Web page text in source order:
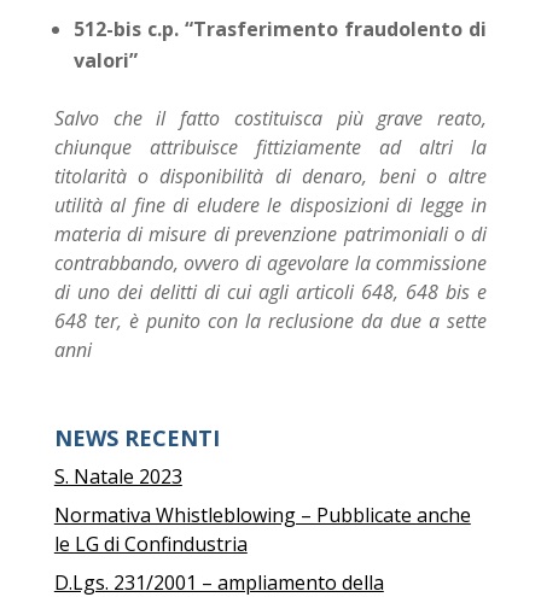
512-bis c.p. “Trasferimento fraudolento di
valori”
Salvo che il fatto costituisca più grave reato,
chiunque attribuisce fittiziamente ad altri la
titolarità o disponibilità di denaro, beni o altre
utilità al fine di eludere le disposizioni di legge in
materia di misure di prevenzione patrimoniali o di
contrabbando, ovvero di agevolare la commissione
di uno dei delitti di cui agli articoli 648, 648 bis e
648 ter, è punito con la reclusione da due a sette
anni
NEWS RECENTI
S. Natale 2023
Normativa Whistleblowing – Pubblicate anche
le LG di Confindustria
D.Lgs. 231/2001 – ampliamento della